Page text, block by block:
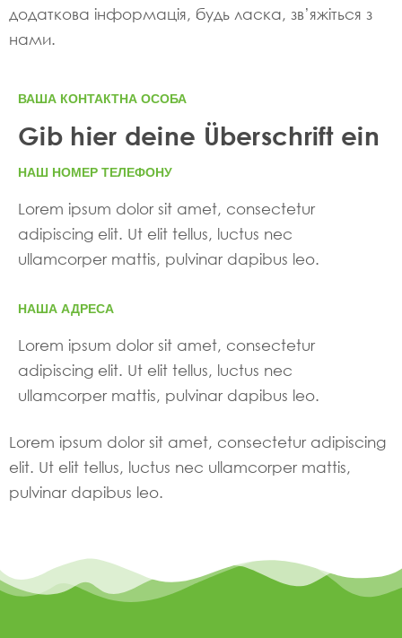
додаткова інформація, будь ласка, зв’яжіться з
нами.
ВАША КОНТАКТНА ОСОБА
Gib hier deine Überschrift ein
НАШ НОМЕР ТЕЛЕФОНУ
Lorem ipsum dolor sit amet, consectetur
adipiscing elit. Ut elit tellus, luctus nec
ullamcorper mattis, pulvinar dapibus leo.
НАША АДРЕСА
Lorem ipsum dolor sit amet, consectetur
adipiscing elit. Ut elit tellus, luctus nec
ullamcorper mattis, pulvinar dapibus leo.
Lorem ipsum dolor sit amet, consectetur adipiscing
elit. Ut elit tellus, luctus nec ullamcorper mattis,
pulvinar dapibus leo.